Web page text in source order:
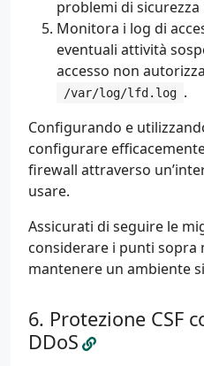
problemi di sicurezza
Monitora i log di
eventuali attività
accesso non
/var/log/lfd.log .
Configurando e
configurare
firewall attraverso
usare.
Assicurati di seguire le
considerare i punti sopra
mantenere un ambiente
Protezione CSF
DDoS